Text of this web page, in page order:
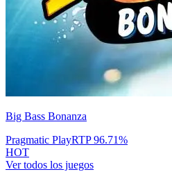
Big Bass Bonanza
Pragmatic PlayRTP96.71%
HOT
Ver todos los juegos